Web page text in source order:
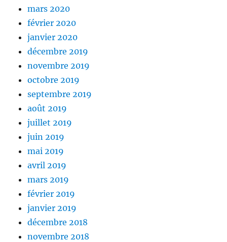
mars 2020
février 2020
janvier 2020
décembre 2019
novembre 2019
octobre 2019
septembre 2019
août 2019
juillet 2019
juin 2019
mai 2019
avril 2019
mars 2019
février 2019
janvier 2019
décembre 2018
novembre 2018